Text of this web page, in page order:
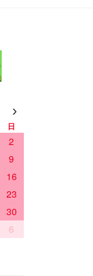
›
日
2
9
16
23
30
6